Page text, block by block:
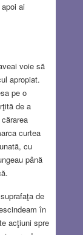
ai
voie să
apropiat.
pe o
de a
curtea
cu
până
de
în
acţiuni spre